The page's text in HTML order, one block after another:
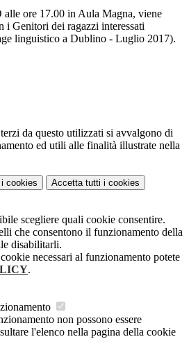
ore 17.00 in Aula Magna, viene
i Genitori dei ragazzi interessati
linguistico a Dublino - Luglio 2017).
da questo utilizzati si avvalgono di
ed utili alle finalità illustrate nella
i cookies Accetta tutti i cookies
scegliere quali cookie consentire.
che consentono il funzionamento della
disabilitarli.
necessari al funzionamento potete
.
non possono essere
l'elenco nella pagina della cookie